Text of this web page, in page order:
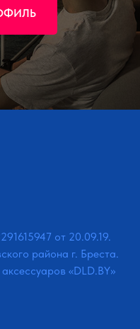
от 20.09.19.
района г. Бреста.
«DLD.BY»